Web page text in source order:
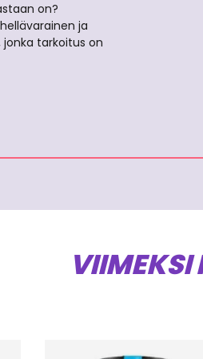
on?
ja
tarkoitus on
VIIMEKSI